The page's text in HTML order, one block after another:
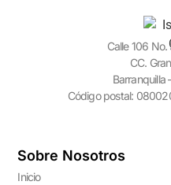
Calle 106
CC.
Barranquilla
Código postal:
Sobre Nosotros
Inicio